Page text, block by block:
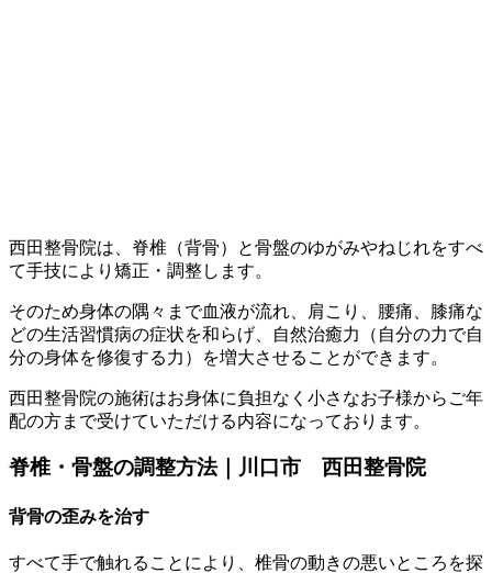
西田整骨院は、脊椎（背骨）と骨盤のゆがみやねじれをすべ
て手技により矯正・調整します。
そのため身体の隅々まで血液が流れ、肩こり、腰痛、膝痛な
どの生活習慣病の症状を和らげ、自然治癒力（自分の力で自
分の身体を修復する力）を増大させることができます。
西田整骨院の施術はお身体に負担なく小さなお子様からご年
配の方まで受けていただける内容になっております。
脊椎・骨盤の調整方法｜川口市 西田整骨院
背骨の歪みを治す
すべて手で触れることにより、椎骨の動きの悪いところを探